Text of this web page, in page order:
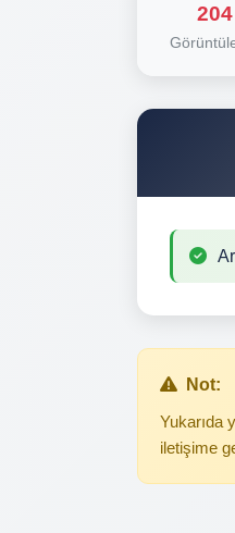
204
Not:
Yukarıda
iletişime